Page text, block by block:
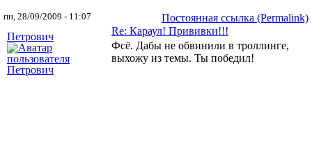
пн, 28/09/2009 - 11:07
Постоянная ссылка (Permalink)
Петрович
Re: Караул! Прививки!!!
Фсё. Дабы не обвинили в троллинге,
выхожу из темы. Ты победил!